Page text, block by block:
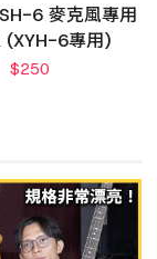
6 麥克風專用
(XYH-6專用)
$250